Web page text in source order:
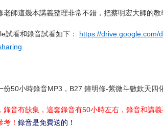
老師這幾本講義整理非常不錯，把蔡明宏大師的
試看和錄音試看如下： https://drive.google.com/
份50小時錄音MP3，B27 鐘明修-紫微斗數欽天四
錄音有缺集，這套錄音有50小時左右，錄音和講
考！ 錄音是免費送的！